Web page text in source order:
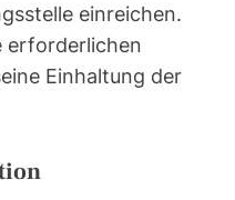
einreichen.
erforderlichen
Einhaltung der